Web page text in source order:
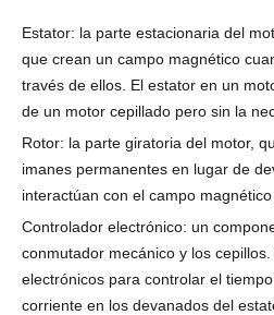
Estator: la parte estacionaria del
que crean un campo magnético
través de ellos. El estator en un
de un motor cepillado pero sin la
Rotor: la parte giratoria del motor,
imanes permanentes en lugar de
interactúan con el campo
Controlador electrónico: un
conmutador mecánico y los
electrónicos para controlar el
corriente en los devanados del